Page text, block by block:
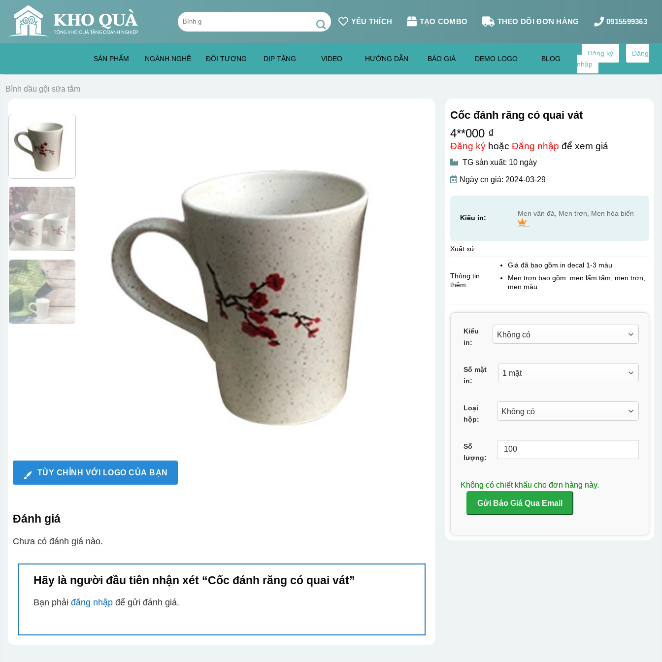
content
Tìm
kiếm:
YÊU THÍCH TẠO COMBO THEO DÕI ĐƠN HÀNG 0915599363
SẢN PHẨM NGÀNH NGHỀ ĐỐI TƯỢNG DỊP TẶNG VIDEO HƯỚNG DẪN BÁO GIÁ DEMO LOGO BLOG
Đăng ký
Đăng
nhập
Bình dầu gội sữa tắm
TÙY CHỈNH VỚI LOGO CỦA BẠN
Đánh giá
Chưa có đánh giá nào.
Hãy là người đầu tiên nhận xét “Cốc đánh răng có quai vát”
Bạn phải đăng nhậpđể gửi đánh giá.
Cốc đánh răng có quai vát
4**000 ₫
Đăng kýhoặc Đăng nhập để xem giá
TG sản xuất: 10 ngày
Ngày cn giá: 2024-03-29
Kiểu in:
Men vân đá, Men trơn, Men hỏa biến
Xuất xứ:
Thông tin
thêm:
Giá đã bao gồm in decal 1-3 màu
Men trơn bao gồm: men lấm tấm, men trơn,
men màu
Kiểu
in:
Số mặt
in:
Loại
hộp:
Số
lượng:
Không có chiết khấu cho đơn hàng này.
Gửi Báo Giá Qua Email